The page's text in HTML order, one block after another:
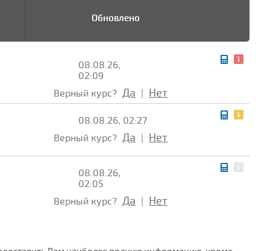
Обновлено
08.08.26,
02:09
Верный курс? Да Нет
08.08.26, 02:27
Верный курс? Да Нет
08.08.26,
02:05
Верный курс? Да Нет